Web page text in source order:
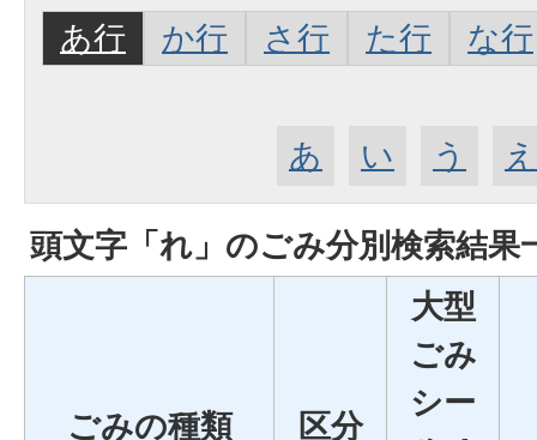
あ行
か行 さ行 た行 な行
あ い う え
頭文字「 れ 」のごみ分別検索結果
ごみの種類 区分
大型
ごみ
シー